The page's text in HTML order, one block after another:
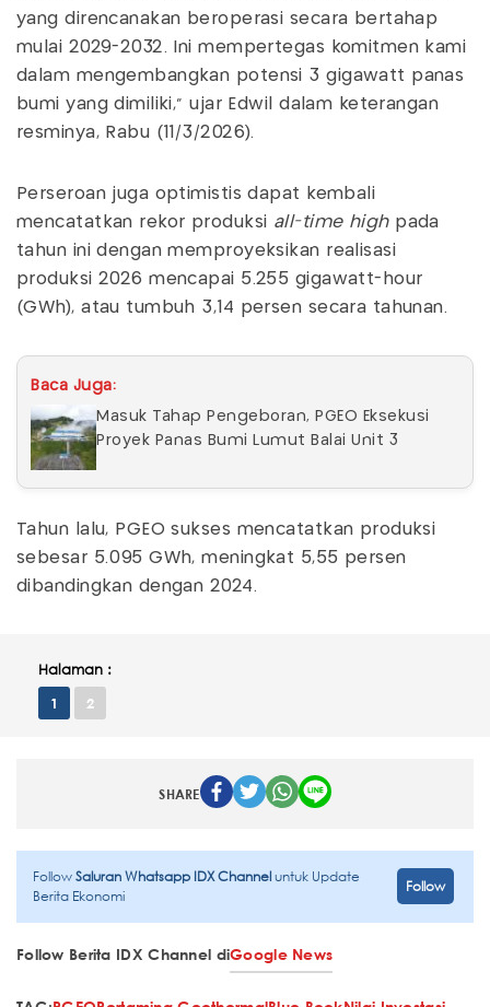
yang direncanakan beroperasi secara bertahap
mulai 2029-2032. Ini mempertegas komitmen kami
dalam mengembangkan potensi 3 gigawatt panas
bumi yang dimiliki,” ujar Edwil dalam keterangan
resminya, Rabu (11/3/2026).
Perseroan juga optimistis dapat kembali
mencatatkan rekor produksi all-time highpada
tahun ini dengan memproyeksikan realisasi
produksi 2026 mencapai 5.255 gigawatt-hour
(GWh), atau tumbuh 3,14 persen secara tahunan.
Baca Juga:
Masuk Tahap Pengeboran, PGEO Eksekusi
Proyek Panas Bumi Lumut Balai Unit 3
Tahun lalu, PGEO sukses mencatatkan produksi
sebesar 5.095 GWh, meningkat 5,55 persen
dibandingkan dengan 2024.
Halaman :
1 2
SHARE
FollowSaluran Whatsapp IDX Channeluntuk Update
Berita Ekonomi
Follow
Follow Berita IDX Channel diGoogle News